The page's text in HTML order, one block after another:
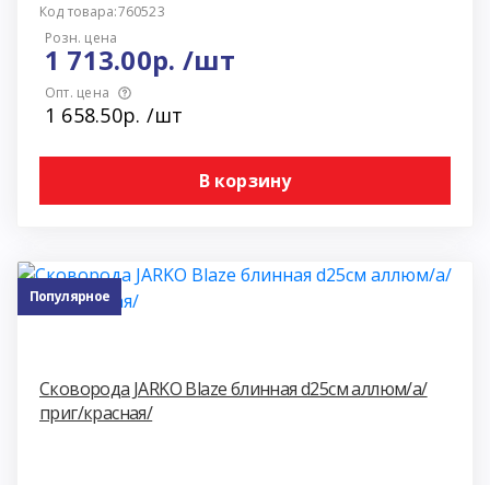
Код товара:760523
Розн. цена
1 713.00р. /шт
Опт. цена
1 658.50р. /шт
В корзину
Популярное
Сковорода JARKO Blaze блинная d25см аллюм/а/
приг/красная/